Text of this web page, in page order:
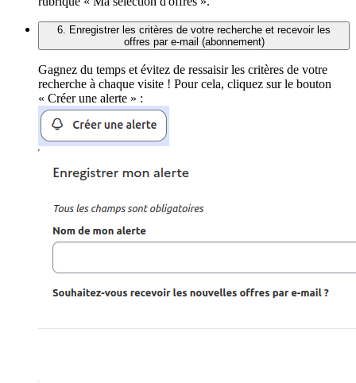
6. Enregistrer les critères de votre recherche et recevoir les
offres par e-mail (abonnement)
Gagnez du temps et évitez de ressaisir les critères de votre
recherche à chaque visite ! Pour cela, cliquez sur le bouton
« Créer une alerte » :